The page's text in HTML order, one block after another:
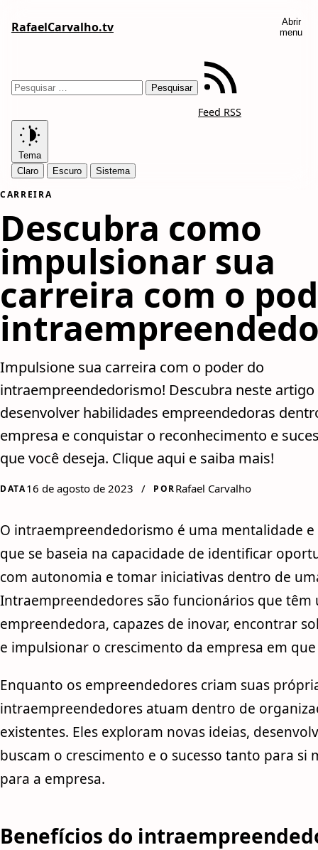
RafaelCarvalho.tv
Abrir
menu
Feed RSS
Tema
Claro
Escuro Sistema
CARREIRA
Descubra como
impulsionar sua
carreira com o
Impulsione sua carreira com o poder do
intraempreendedorismo! Descubra neste
desenvolver habilidades empreendedoras
empresa e conquistar o reconhecimento e
que você deseja. Clique aqui e saiba mais!
DATA16 de agosto de 2023 / PORRafael Carvalho
O intraempreendedorismo é uma mentalidade
que se baseia na capacidade de identificar
com autonomia e tomar iniciativas dentro de
Intraempreendedores são funcionários que têm
empreendedora, capazes de inovar, encontrar
e impulsionar o crescimento da empresa em
Enquanto os empreendedores criam suas
intraempreendedores atuam dentro de
existentes. Eles exploram novas ideias,
buscam o crescimento e o sucesso tanto para si
para a empresa.
Benefícios do